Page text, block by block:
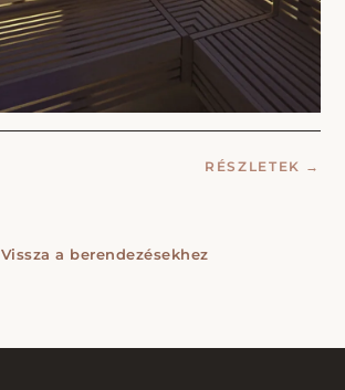
RÉSZLETEK →
Vissza a berendezésekhez